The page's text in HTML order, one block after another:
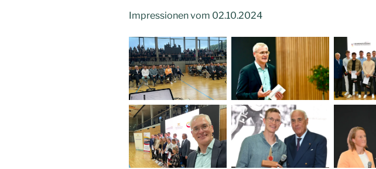
Impressionen vom 02.10.2024